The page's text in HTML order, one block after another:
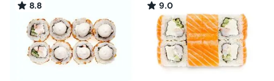
8.8 9.0